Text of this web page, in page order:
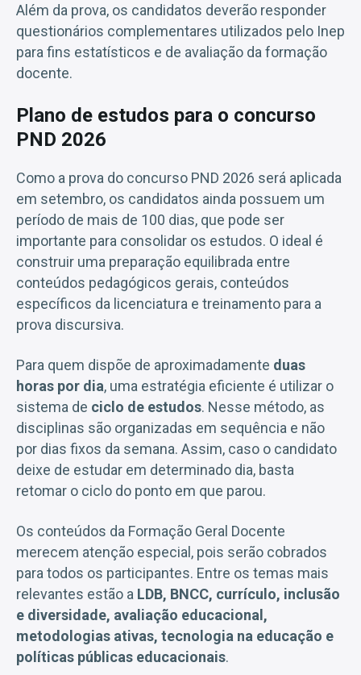
Além da prova, os candidatos deverão responder
questionários complementares utilizados pelo Inep
para fins estatísticos e de avaliação da formação
docente.
Plano de estudos para o concurso
PND 2026
Como a prova do concurso PND 2026 será aplicada
em setembro, os candidatos ainda possuem um
período de mais de 100 dias, que pode ser
importante para consolidar os estudos. O ideal é
construir uma preparação equilibrada entre
conteúdos pedagógicos gerais, conteúdos
específicos da licenciatura e treinamento para a
prova discursiva.
Para quem dispõe de aproximadamente duas
horas por dia, uma estratégia eficiente é utilizar o
sistema de ciclo de estudos. Nesse método, as
disciplinas são organizadas em sequência e não
por dias fixos da semana. Assim, caso o candidato
deixe de estudar em determinado dia, basta
retomar o ciclo do ponto em que parou.
Os conteúdos da Formação Geral Docente
merecem atenção especial, pois serão cobrados
para todos os participantes. Entre os temas mais
relevantes estão a LDB, BNCC, currículo, inclusão
e diversidade, avaliação educacional,
metodologias ativas, tecnologia na educação e
políticas públicas educacionais.